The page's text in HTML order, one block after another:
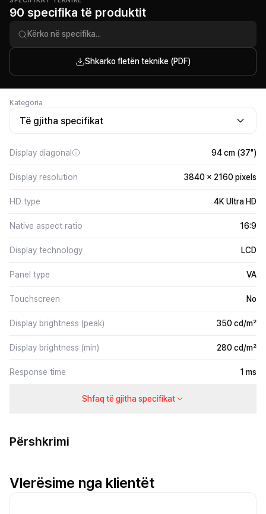
90 specifika të produktit
Shkarko fletën teknike (PDF)
Kategoria
Të gjitha specifikat
Display diagonal 94 cm (37")
Display resolution 3840 x 2160 pixels
HD type 4K Ultra HD
Native aspect ratio 16:9
Display technology LCD
Panel type VA
Touchscreen No
Display brightness (peak) 350 cd/m²
Display brightness (min) 280 cd/m²
Response time 1 ms
Shfaq të gjitha specifikat
Përshkrimi
Vlerësime nga klientët